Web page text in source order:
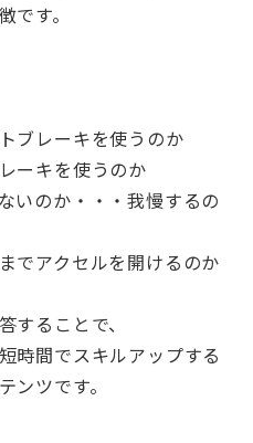
です。
ブレーキを使うのか
ーキを使うのか
いのか・・・我慢するの
でアクセルを開けるのか
することで、
時間でスキルアップする
ンツです。